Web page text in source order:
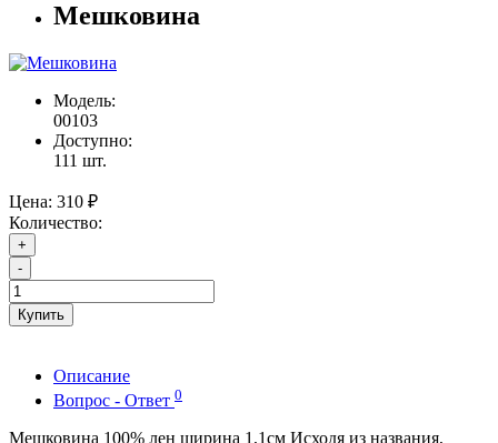
Мешковина
Модель:
00103
Доступно:
111 шт.
Цена: 310 ₽
Количество:
+
-
Купить
Описание
Вопрос - Ответ 0
Мешковина 100% лен ширина 1,1см Исходя из названия,